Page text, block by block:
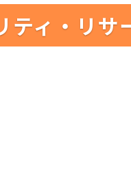
ティ・リサ